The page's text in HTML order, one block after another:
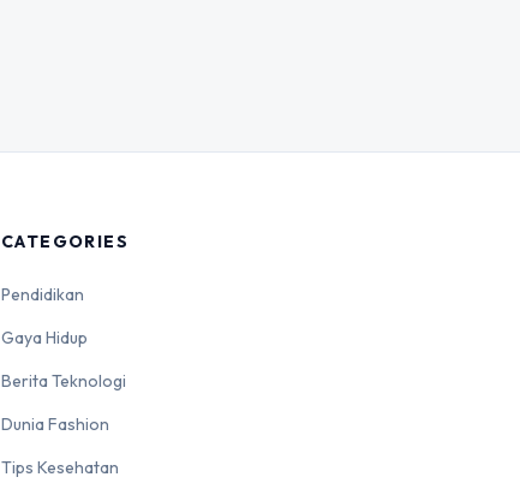
CATEGORIES
Pendidikan
Gaya Hidup
Berita Teknologi
Dunia Fashion
Tips Kesehatan